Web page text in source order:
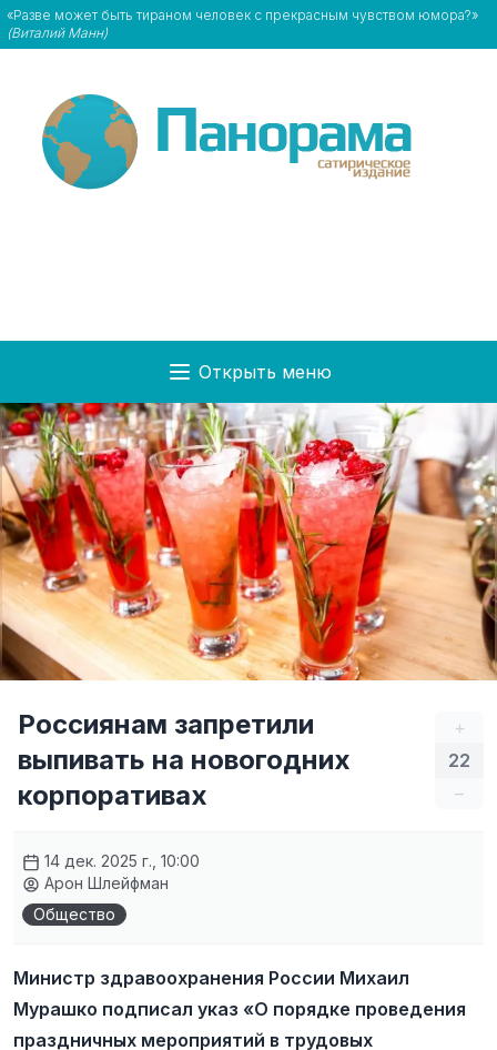
«Разве может быть тираном человек с прекрасным чувством юмора?»
(Виталий Манн)
Открыть меню
+
22
–
Россиянам запретили
выпивать на новогодних
корпоративах
14 дек. 2025 г., 10:00
Арон Шлейфман
Общество
Министр здравоохранения России Михаил
Мурашко подписал указ «О порядке проведения
праздничных мероприятий в трудовых